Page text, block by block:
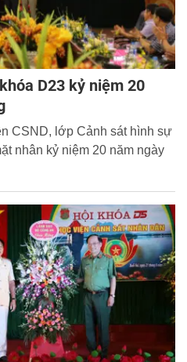
D23 kỷ niệm 20
CSND, lớp Cảnh sát hình sự
nhân kỷ niệm 20 năm ngày